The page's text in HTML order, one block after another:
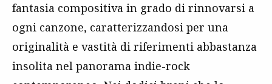
fantasia compositiva in grado di rinnovarsi a
ogni canzone, caratterizzandosi per una
originalità e vastità di riferimenti abbastanza
insolita nel panorama indie-rock